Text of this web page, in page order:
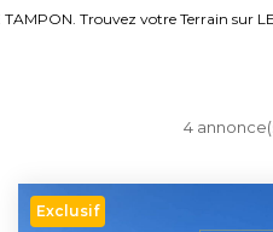
Trouvez votre Terrain sur
4
Exclusif